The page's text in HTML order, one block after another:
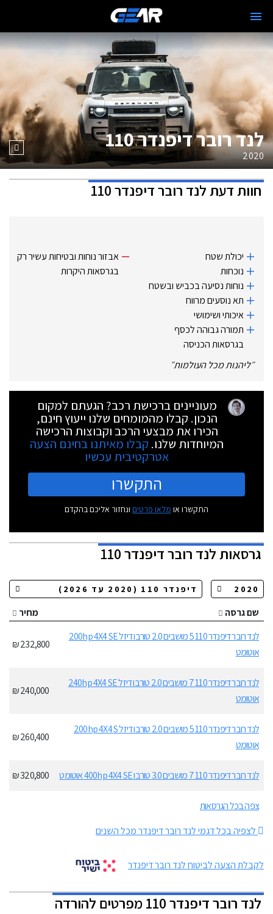
לנד רובר דיפנדר 110
2020
חוות דעתלנד רובר דיפנדר 110
יכולת שטח
נוכחות
נוחות נסיעה בכביש ובשטח
תא נוסעים מרווח
איכותי ושימושי
תמורה גבוהה לכסף
בגרסאות הכניסה
אבזור נוחות ובטיחות עשיר רק
בגרסאות היקרות
״ליהנות מכל העולמות״
מעוניינים ברכישת רכב? הגעתם למקום
הנכון. קבלו מהמומחים שלנו ייעוץ חינם,
הכירו את מבצעי הרכב וקבוצות הרכישה
המיוחדות שלנו. קבלו מאיתנו בחינם הצעה
אטרקטיבית עכשיו
התקשרו
התקשרו או מלאו פרטים ונחזור אליכם בהקדם
גרסאותלנד רובר דיפנדר 110
שם גרסה
מחיר
לנד רובר דיפנדר 110 5 מושבים 2.0 טורבו דיזל 200hp 4X4 SE
אוטומט
232,800 ₪
לנד רובר דיפנדר 110 7 מושבים 2.0 טורבו דיזל 240hp 4X4 SE
אוטומט
240,000 ₪
לנד רובר דיפנדר 110 5 מושבים 2.0 טורבו דיזל 200hp 4X4 S
אוטומט
260,400 ₪
לנד רובר דיפנדר 110 7 מושבים 3.0 טורבו 400hp 4X4 SE אוטומט 320,800 ₪
צפה בכל הגרסאות
לצפיה בכל דגמי לנד רובר דיפנדר מכל השנים
לקבלת הצעה לביטוח לנד רובר דיפנדר
לנד רובר דיפנדר 110 מפרטים להורדה